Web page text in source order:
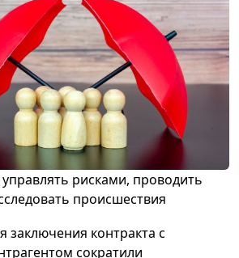
рисками, проводить
происшествия
заключения контракта с
сократили